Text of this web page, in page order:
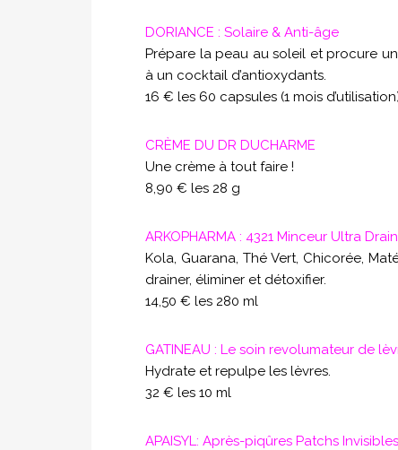
DORIANCE : Solaire & Anti-âge
Prépare la peau au soleil et procure
à un cocktail d’antioxydants.
16 € les 60 capsules (1 mois
CRÈME DU DR DUCHARME
Une crème à tout faire !
8,90 € les 28 g
ARKOPHARMA : 4321 Minceur Ultra
Kola, Guarana, Thé Vert, Chicorée,
drainer, éliminer et détoxifier.
14,50 € les 280 ml
GATINEAU : Le soin revolumateur de
Hydrate et repulpe les lèvres.
32 € les 10 ml
APAISYL: Après-piqûres Patchs Invisibles